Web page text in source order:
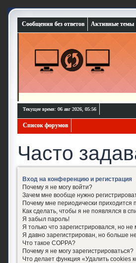
Сообщения без ответов Активные темы
Текущее время: 06 авг 2026, 05:56
Список форумов
Часто
Вход на конференцию и регистрация
Почему я не могу войти?
Зачем мне вообще нужно
Почему мне периодически приходится
Как сделать, чтобы я не появлялся в
Я забыл пароль!
Я только что зарегистрировался, но не
Я давно зарегистрирован, но больше
Что такое COPPA?
Почему я не могу зарегистрироваться?
Что делает функция «Удалить cookies